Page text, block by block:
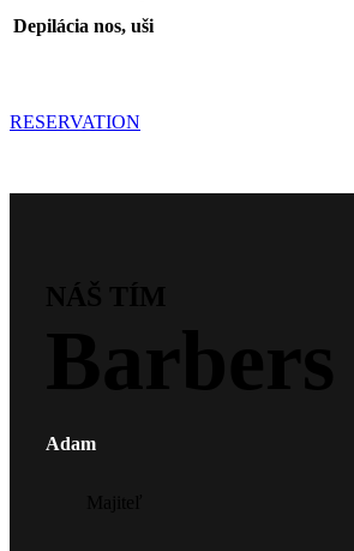
Depilácia nos, uši
RESERVATION
Adam